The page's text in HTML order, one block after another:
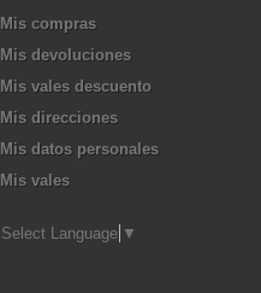
Mis compras
Mis devoluciones
Mis vales descuento
Mis direcciones
Mis datos personales
Mis vales
Select Language ▼